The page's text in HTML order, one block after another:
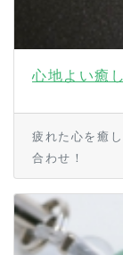
心地よい癒
疲れた心を癒
合わせ！